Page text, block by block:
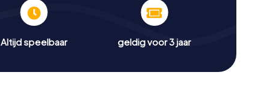
Altijd speelbaar geldig voor 3 jaar